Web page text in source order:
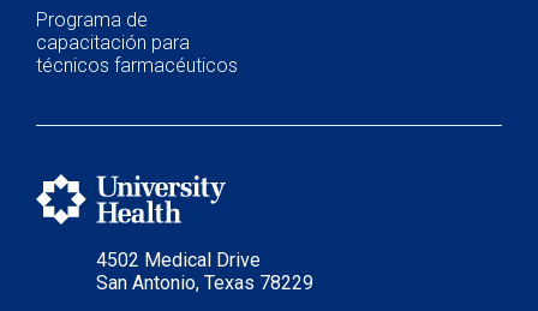
4502 Medical Drive
San Antonio, Texas 78229
Programa de
capacitación para
técnicos farmacéuticos